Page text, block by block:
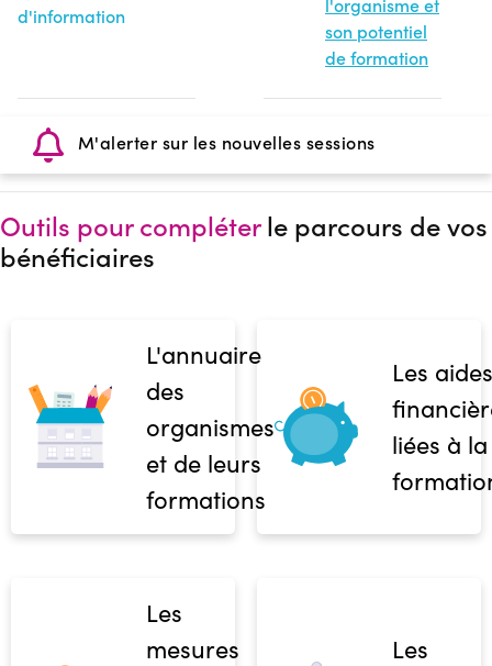
d'information
l'organisme et
son potentiel
de formation
M'alerter sur les nouvelles sessions
Outils pour compléterle parcours de vos
bénéficiaires
L'annuaire
des
organismes
et de leurs
formations
Les aides
liées à la
Les
mesures
Les